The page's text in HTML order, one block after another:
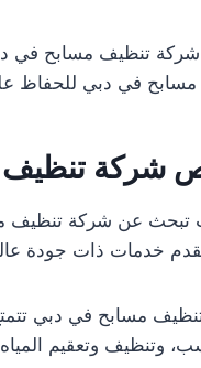
شركة تنظيف مسابح في
في دبي للحفاظ
شركة
تبحث عن شركة تنظيف
خدمات ذات جودة
مسابح في دبي
وتنظيف وتعقيم